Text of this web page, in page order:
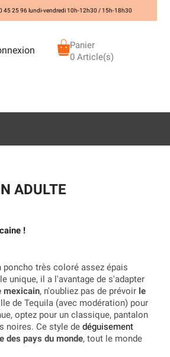
45 25 96 lundi-vendredi 10h-12h30 / 15h-18h30
Panier
0 Article(s)
ADULTE
!
très coloré assez épais
unique, il a l'avantage de s'adapter
mexicain, n'oubliez pas de prévoir le
de Tequila (avec modération) pour
optez pour un classique, pantalon
noires. Ce style de déguisement
des pays du monde, tout le monde